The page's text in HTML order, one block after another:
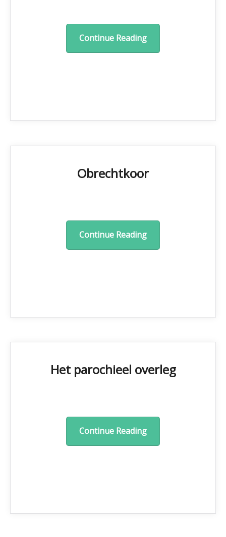
Continue Reading
Obrechtkoor
Continue Reading
Het parochieel overleg
Continue Reading